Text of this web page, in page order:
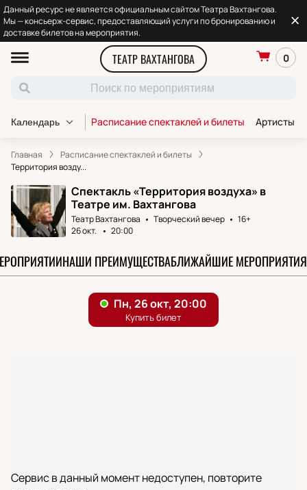
Данный ресурс не является официальным сайтом Театра Вахтангова.
Мы — консьерж-сервис, предоставляющий услуги по бронированию и
доставке билетов на мероприятия.
ТЕАТР ВАХТАНГОВА 0
Календарь Расписание спектаклей и билеты Артисты
Главная
Расписание спектаклей и билеты
Территория возду...
Спектакль «Территория воздуха» в
Театре им. Вахтангова
Театр Вахтангова Творческий вечер
16+
26 окт.
20:00
НАШИ ПРЕИМУЩЕСТВАБЛИЖАЙШИЕ МЕРОПРИЯТИЯ
Сервис в данный момент недоступен, повторите